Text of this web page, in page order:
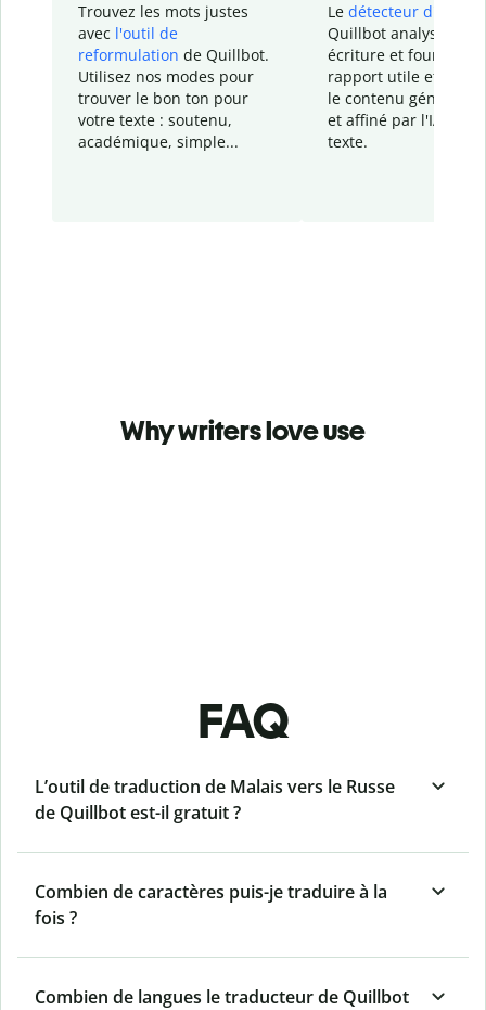
Trouvez les mots justes
avec l'outil de
reformulation de Quillbot.
Utilisez nos modes pour
trouver le bon ton pour
votre texte : soutenu,
académique, simple...
Le détecteur d'IA
Quillbot analyse votre
écriture et fournit un
rapport utile et
le contenu généré
et affiné par l'IA
texte.
Why writers love use
FAQ
L’outil de traduction de Malais vers le Russe
de Quillbot est-il gratuit ?
Combien de caractères puis-je traduire à la
fois ?
Combien de langues le traducteur de Quillbot